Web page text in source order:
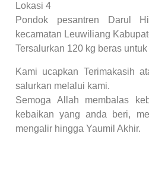
Lokasi 4
Pondok pesantren Darul
kecamatan Leuwiliang
Tersalurkan 120 kg beras
Kami ucapkan Terimakasih
salurkan melalui kami.
Semoga Allah membalas
kebaikan yang anda beri,
mengalir hingga Yaumil Akhir.